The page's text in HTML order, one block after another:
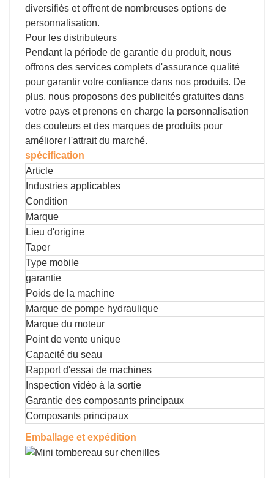
diversifiés et offrent de nombreuses options de
personnalisation.
Pour les distributeurs
Pendant la période de garantie du produit, nous
offrons des services complets d'assurance qualité
pour garantir votre confiance dans nos produits. De
plus, nous proposons des publicités gratuites dans
votre pays et prenons en charge la personnalisation
des couleurs et des marques de produits pour
améliorer l'attrait du marché.
spécification
Article
Industries applicables
Condition
Marque
Lieu d'origine
Taper
Type mobile
garantie
Poids de la machine
Marque de pompe hydraulique
Marque du moteur
Point de vente unique
Capacité du seau
Rapport d'essai de machines
Inspection vidéo à la sortie
Garantie des composants principaux
Composants principaux
Emballage et expédition